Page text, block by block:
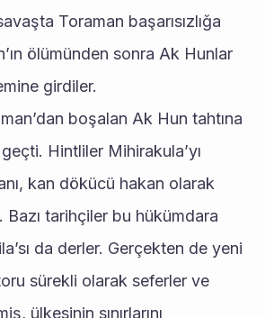
Toraman başarısızlığa
ölümünden sonra Ak Hunlar
girdiler.
boşalan Ak Hun tahtına
Hintliler Mihirakula’yı
kan dökücü hakan olarak
Bazı tarihçiler bu hükümdara
da derler. Gerçekten de yeni
sürekli olarak seferler ve
ülkesinin sınırlarını